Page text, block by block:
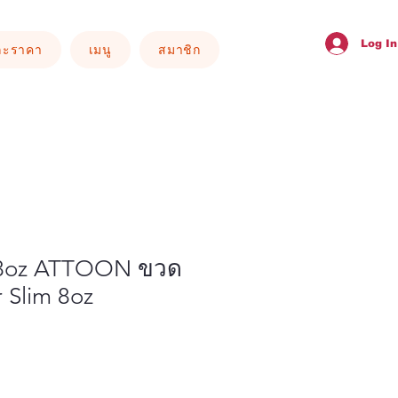
ราคา เมนู สมาชิก Log In
ATTOON ขวด
8oz